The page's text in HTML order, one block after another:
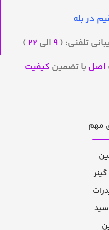
در بله
تلفنی: ( ۹ الی ۲۲ )
اصل با تضمین کیفیت
مهم